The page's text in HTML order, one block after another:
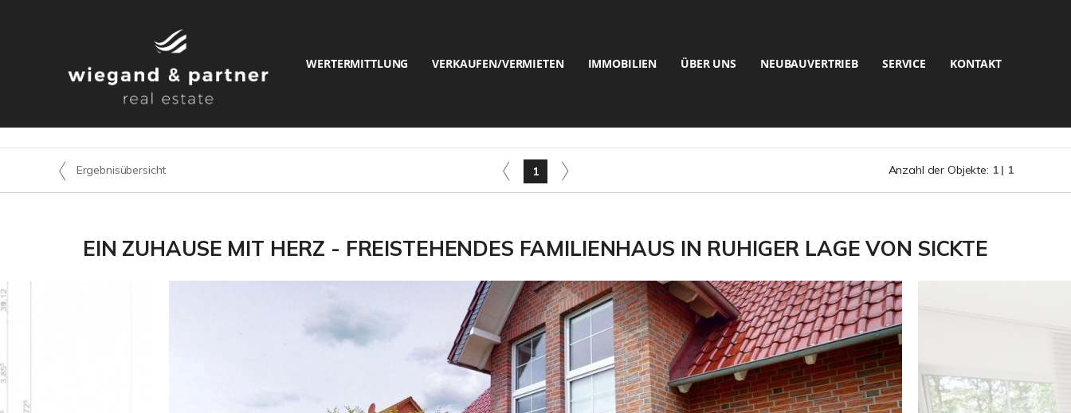
WERTERMITTLUNG VERKAUFEN/VERMIETEN IMMOBILIEN ÜBER UNS NEUBAUVERTRIEB SERVICE KONTAKT
Ergebnisübersicht 1 Anzahl der Objekte: 1 | 1
EIN ZUHAUSE MIT HERZ - FREISTEHENDES FAMILIENHAUS IN RUHIGER LAGE VON SICKTE